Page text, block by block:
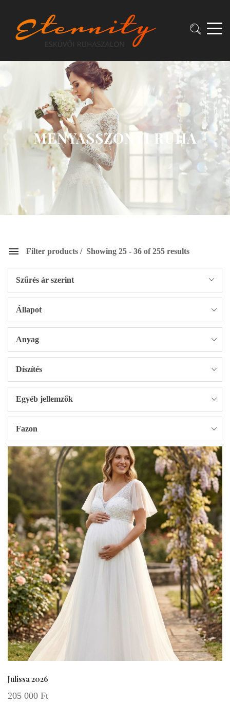
MENYASSZONYI RUHA
Filter products Showing 25 - 36 of 255 results
Szűrés ár szerint
Állapot
Anyag
Díszítés
Egyéb jellemzők
Fazon
Julissa 2026
205 000 Ft